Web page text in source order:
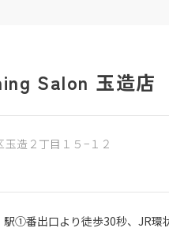
Salon 玉造店
造２丁目１５−１２
駅①番出口より徒歩30秒、JR環